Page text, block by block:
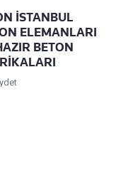
İSTANBUL
ELEMANLARI
BETON